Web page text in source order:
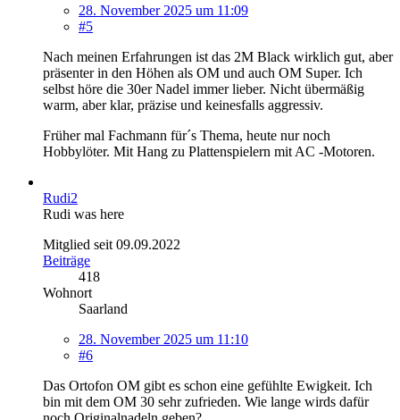
28. November 2025 um 11:09
#5
Nach meinen Erfahrungen ist das 2M Black wirklich gut, aber
präsenter in den Höhen als OM und auch OM Super. Ich
selbst höre die 30er Nadel immer lieber. Nicht übermäßig
warm, aber klar, präzise und keinesfalls aggressiv.
Früher mal Fachmann für´s Thema, heute nur noch
Hobbylöter. Mit Hang zu Plattenspielern mit AC -Motoren.
Rudi2
Rudi was here
Mitglied seit 09.09.2022
Beiträge
418
Wohnort
Saarland
28. November 2025 um 11:10
#6
Das Ortofon OM gibt es schon eine gefühlte Ewigkeit. Ich
bin mit dem OM 30 sehr zufrieden. Wie lange wirds dafür